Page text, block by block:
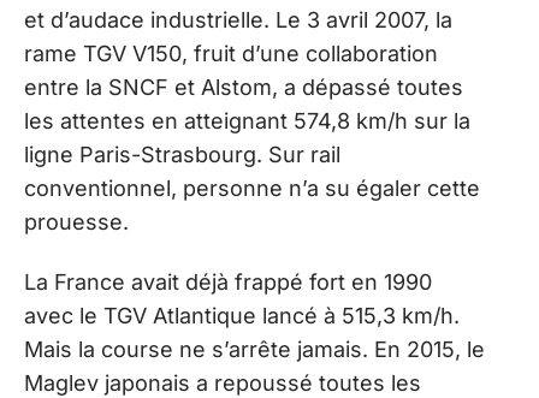
et d’audace industrielle. Le 3 avril 2007, la
rame TGV V150, fruit d’une collaboration
entre la SNCF et Alstom, a dépassé toutes
les attentes en atteignant 574,8 km/h sur la
ligne Paris-Strasbourg. Sur rail
conventionnel, personne n’a su égaler cette
prouesse.
La France avait déjà frappé fort en 1990
avec le TGV Atlantique lancé à 515,3 km/h.
Mais la course ne s’arrête jamais. En 2015, le
Maglev japonais a repoussé toutes les